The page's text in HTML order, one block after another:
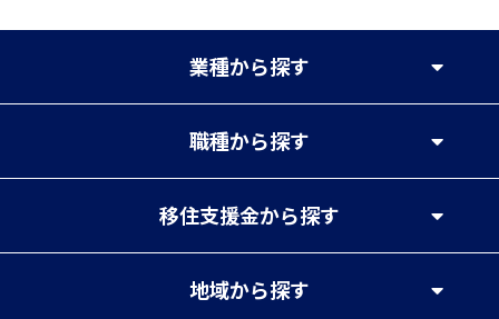
業種から探す
職種から探す
移住支援金から探す
地域から探す